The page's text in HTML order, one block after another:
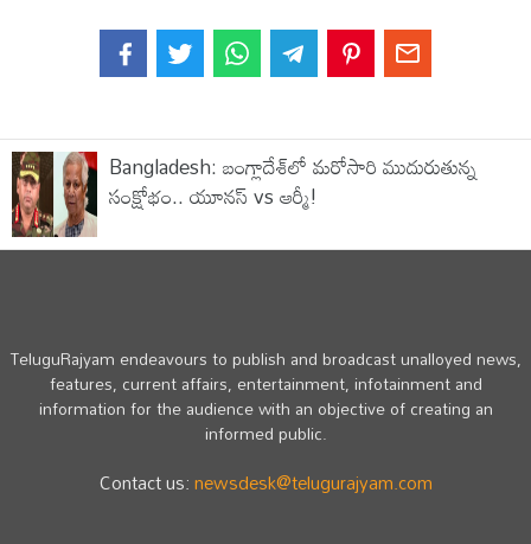
Bangladesh: బంగ్లాదేశ్‌లో మరోసారి ముదురుతున్న
సంక్షోభం.. యూనస్ vs ఆర్మీ!
TeluguRajyam endeavours to publish and broadcast unalloyed news,
features, current affairs, entertainment, infotainment and
information for the audience with an objective of creating an
informed public.
Contact us:newsdesk@telugurajyam.com